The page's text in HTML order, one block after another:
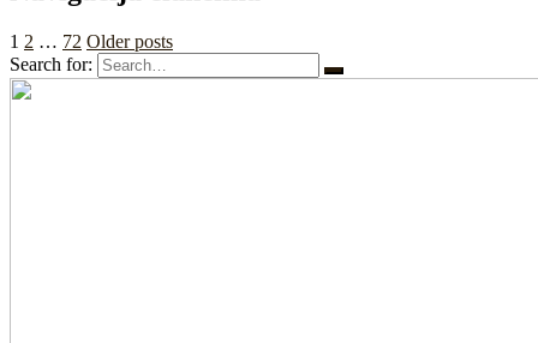
1 2 … 72 Older posts
Search for: